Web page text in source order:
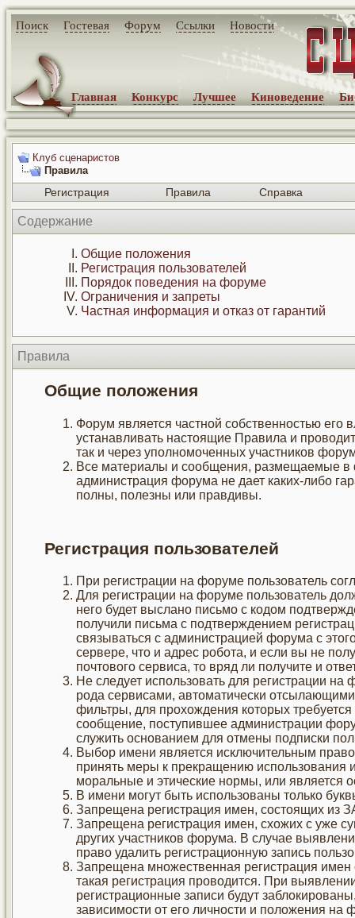
Поиск Гостевая Форум Ссылки Новости
Главная Конкурс Лучшее Киноведение
Клуб сценаристов
Правила
Регистрация Правила Справка
Содержание
Общие положения
Регистрация пользователей
Порядок поведения на форуме
Ограничения и запреты
Частная информация и отказ от гарантий
Правила
Общие положения
Форум является частной собственностью
устанавливать настоящие Правила и
так и через уполномоченных участников
Все материалы и сообщения, размещаемые в
администрация форума не дает каких-либо
полны, полезны или правдивы.
Регистрация пользователей
При регистрации на форуме пользователь
Для регистрации на форуме пользователь
него будет выслано письмо с кодом
получили письма с подтверждением
связываться с администрацией форума с
сервере, что и адрес робота, и если вы не
почтового сервиса, то вряд ли получите и
Не следует использовать для регистрации
рода сервисами, автоматически
фильтры, для прохождения которых
сообщение, поступившее администрации
служить основанием для отмены подписки
Выбор имени является исключительным
принять меры к прекращению использования
моральные и этические нормы, или является
В имени могут быть использованы только
Запрещена регистрация имен, состоящих
Запрещена регистрация имен, схожих с уже
других участников форума. В случае
право удалить регистрационную запись
Запрещена множественная регистрация имен
такая регистрация проводится. При
регистрационные записи будут
зависимости от его личности и положения на